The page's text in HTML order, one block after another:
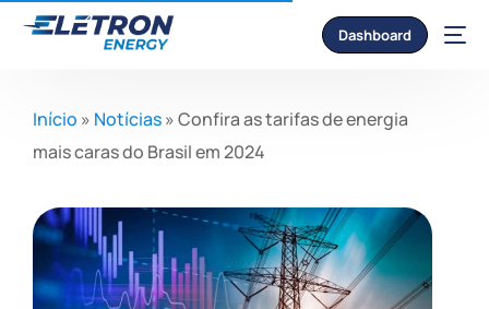
Dashboard
Início » Notícias»Confira as tarifas de energia
mais caras do Brasil em 2024